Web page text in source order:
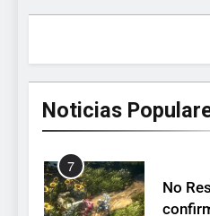
Noticias
ya
lanza
7
No